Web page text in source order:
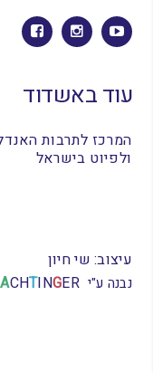
עוד באשדוד
המרכז לתרבות
ולפיוט בישראל
עיצוב: שי חיון
נבנה ע"י ACHTINGER